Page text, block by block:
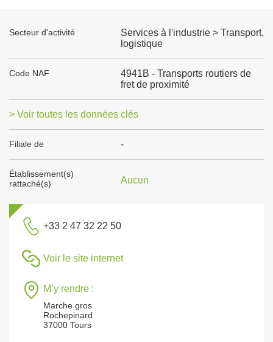
Secteur d'activité
Services à l'industrie > Transport,
logistique
Code NAF
4941B - Transports routiers de
fret de proximité
> Voir toutes les données clés
Filiale de -
Établissement(s)
rattaché(s)
Aucun
+33 2 47 32 22 50
Voir le site internet
M’y rendre :
Marche gros
Rochepinard
37000 Tours